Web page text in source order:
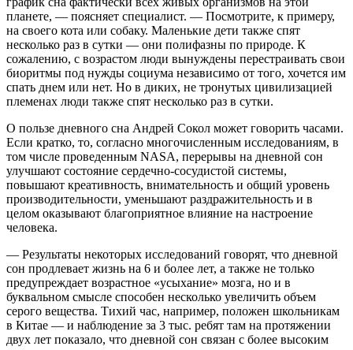
планете, — поясняет специалист. — Посмотрите, к примеру,
на своего кота или собаку. Маленькие дети также спят
несколько раз в сутки — они полифазны по природе. К
сожалению, с возрастом люди вынуждены перестраивать свои
биоритмы под нужды социума независимо от того, хочется им
спать днем или нет. Но в диких, не тронутых цивилизацией
племенах люди также спят несколько раз в сутки.
О пользе дневного сна Андрей Сокол может говорить часами.
Если кратко, то, согласно многочисленным исследованиям, в
том числе проведенным NASA, перерывы на дневной сон
улучшают состояние сердечно-сосудистой системы,
повышают креативность, внимательность и общий уровень
производительности, уменьшают раздражительность и в
целом оказывают благоприятное влияние на настроение
человека.
— Результаты некоторых исследований говорят, что дневной
сон продлевает жизнь на 6 и более лет, а также не только
предупреждает возрастное «усыхание» мозга, но и в
буквальном смысле способен несколько увеличить объем
серого вещества. Тихий час, например, положен школьникам
в Китае — и наблюдение за 3 тыс. ребят там на протяжении
двух лет показало, что дневной сон связан с более высоким